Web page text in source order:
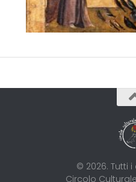
© 2026. Tutti
Circolo